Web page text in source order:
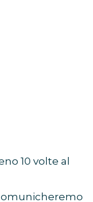
10 volte al